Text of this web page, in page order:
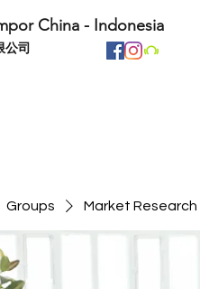
China - Indonesia
公司
Groups Market Research